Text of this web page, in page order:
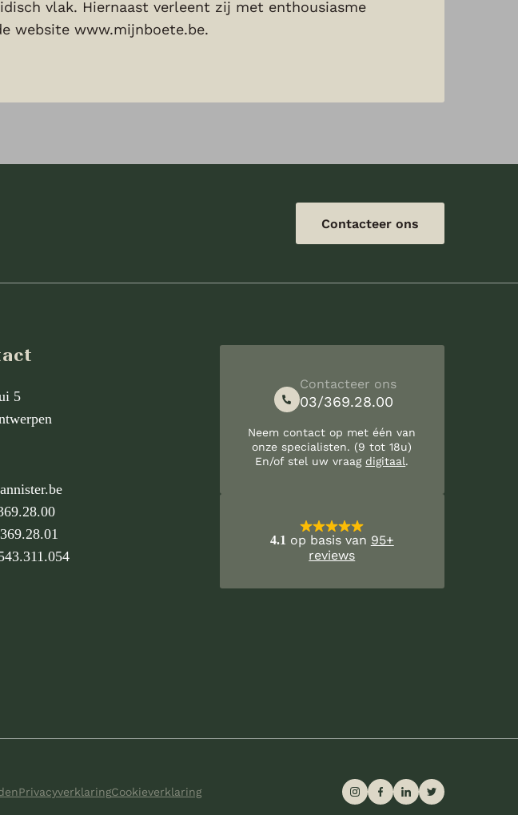
vlak. Hiernaast verleent zij met enthousiasme
website www.mijnboete.be.
Contacteer ons
5
Contacteer ons
03/369.28.00
Neem contact op met één van
onze specialisten. (9 tot 18u)
En/of stel uw vraag digitaal.
4.1 op basis van 95+
reviews
PrivacyverklaringCookieverklaring